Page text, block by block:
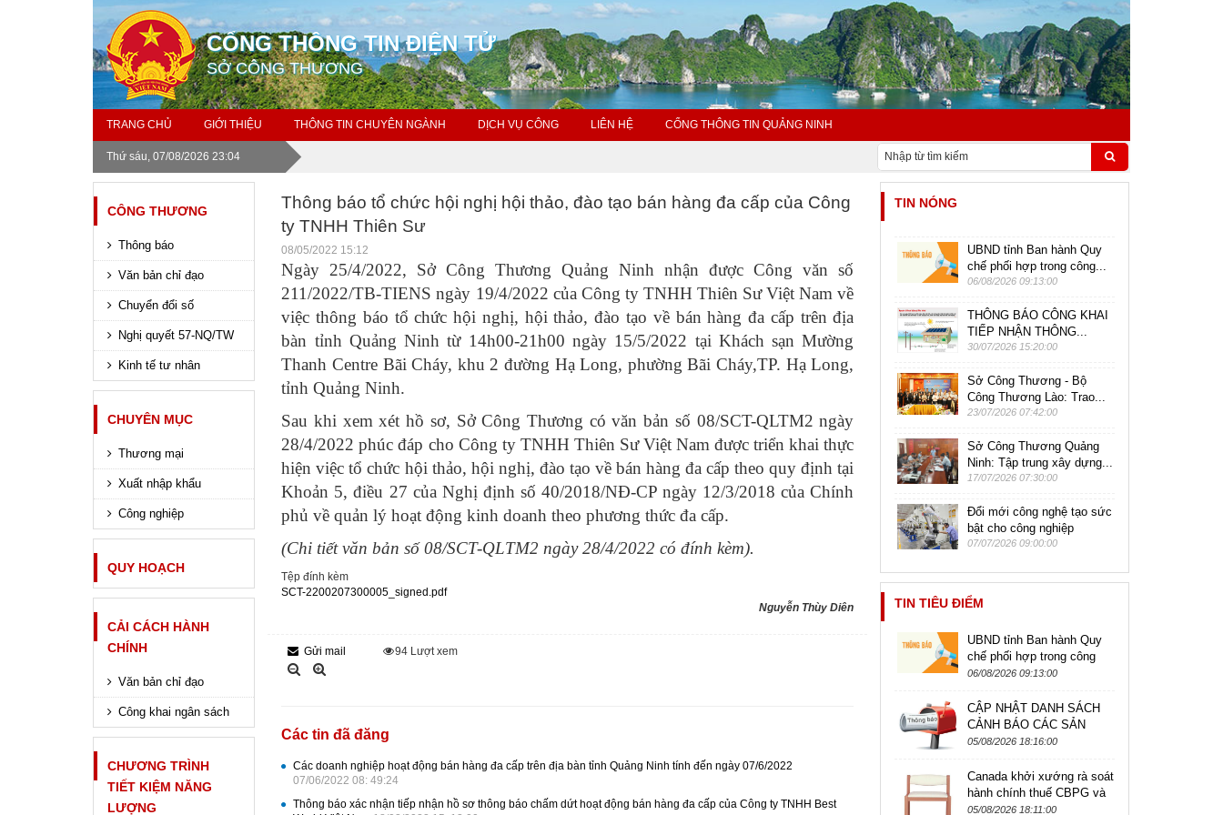
CỔNG THÔNG TIN ĐIỆN TỬ
SỞ CÔNG THƯƠNG
TRANG CHỦ GIỚI THIỆU THÔNG TIN CHUYÊN NGÀNH DỊCH VỤ CÔNG LIÊN HỆ CỔNG THÔNG TIN QUẢNG NINH
Thứ sáu, 07/08/2026 23:04
CÔNG THƯƠNG
Thông báo
Văn bản chỉ đạo
Chuyển đổi số
Nghị quyết 57-NQ/TW
Kinh tế tư nhân
CHUYÊN MỤC
Thương mại
Xuất nhập khẩu
Công nghiệp
QUY HOẠCH
CẢI CÁCH HÀNH
CHÍNH
Văn bản chỉ đạo
Công khai ngân sách
CHƯƠNG TRÌNH
TIẾT KIỆM NĂNG
LƯỢNG
Thông báo tổ chức hội nghị hội thảo, đào tạo bán hàng đa cấp của Công
ty TNHH Thiên Sư
08/05/2022 15:12
Ngày 25/4/2022, Sở Công Thương Quảng Ninh nhận được Công văn số
211/2022/TB-TIENS ngày 19/4/2022 của Công ty TNHH Thiên Sư Việt Nam về
việc thông báo tổ chức hội nghị, hội thảo, đào tạo về bán hàng đa cấp trên địa
bàn tỉnh Quảng Ninh từ 14h00-21h00 ngày 15/5/2022 tại Khách sạn Mường
Thanh Centre Bãi Cháy, khu 2 đường Hạ Long, phường Bãi Cháy,TP. Hạ Long,
tỉnh Quảng Ninh.
Sau khi xem xét hồ sơ, Sở Công Thương có văn bản số 08/SCT-QLTM2 ngày
28/4/2022 phúc đáp cho Công ty TNHH Thiên Sư Việt Nam được triển khai thực
hiện việc tổ chức hội thảo, hội nghị, đào tạo về bán hàng đa cấp theo quy định tại
Khoản 5, điều 27 của Nghị định số 40/2018/NĐ-CP ngày 12/3/2018 của Chính
phủ về quản lý hoạt động kinh doanh theo phương thức đa cấp.
(Chi tiết văn bản số 08/SCT-QLTM2 ngày 28/4/2022 có đính kèm).
Tệp đính kèm
SCT-2200207300005_signed.pdf
Nguyễn Thùy Diên
Gửi mail 94 Lượt xem
Các tin đã đăng
Các doanh nghiệp hoạt động bán hàng đa cấp trên địa bàn tỉnh Quảng Ninh tính đến ngày 07/6/2022
07/06/2022 08: 49:24
Thông báo xác nhận tiếp nhận hồ sơ thông báo chấm dứt hoạt động bán hàng đa cấp của Công ty TNHH Best
TIN NÓNG
UBND tỉnh Ban hành Quy
chế phối hợp trong công...
06/08/2026 09:13:00
THÔNG BÁO CÔNG KHAI
TIẾP NHẬN THÔNG...
30/07/2026 15:20:00
Sở Công Thương - Bộ
Công Thương Lào: Trao...
23/07/2026 07:42:00
Sở Công Thương Quảng
Ninh: Tập trung xây dựng...
17/07/2026 07:30:00
Đổi mới công nghệ tạo sức
bật cho công nghiệp
07/07/2026 09:00:00
TIN TIÊU ĐIỂM
UBND tỉnh Ban hành Quy
chế phối hợp trong công
tác kiểm tra, giám sát hoạt
phương...
06/08/2026 09:13:00
CẬP NHẬT DANH SÁCH
CẢNH BÁO CÁC SẢN
PHẨM CÓ NGUY CƠ BỊ
PHÁP PHÒNG VỆ
THƯƠNG MẠI,...
05/08/2026 18:16:00
Canada khởi xướng rà soát
hành chính thuế CBPG và
CTC đối với sản phẩm ghế
05/08/2026 18:11:00